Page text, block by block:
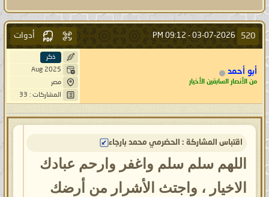
520
03-07-2026 -
09:12 PM أدوات
أبو أحمد
من الأنصار السابقين الأخيار
ذكر
Aug 2025
مصر
المشاركات : 33
اقتباس المشاركة : الحضرمي محمد بارجاء
اللهم سلم سلم واغفر وارحم عبادك
الاخيار ، واجتث الأشرار من أرضك